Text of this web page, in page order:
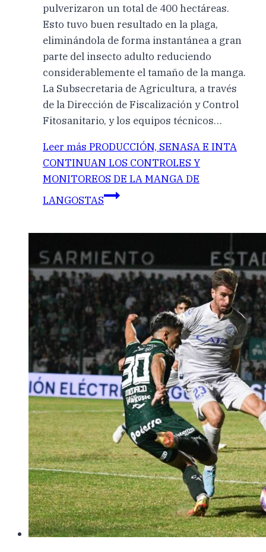
pulverizaron un total de 400 hectáreas.
Esto tuvo buen resultado en la plaga,
eliminándola de forma instantánea a gran
parte del insecto adulto reduciendo
considerablemente el tamaño de la manga.
La Subsecretaria de Agricultura, a través
de la Dirección de Fiscalización y Control
Fitosanitario, y los equipos técnicos…
Leer más PRODUCCIÓN, SENASA E INTA
CONTINUAN LOS CONTROLES Y
MONITOREOS DE LA MANGA DE
LANGOSTAS